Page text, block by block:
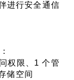
进行安全通信
权限、1 个管
储空间